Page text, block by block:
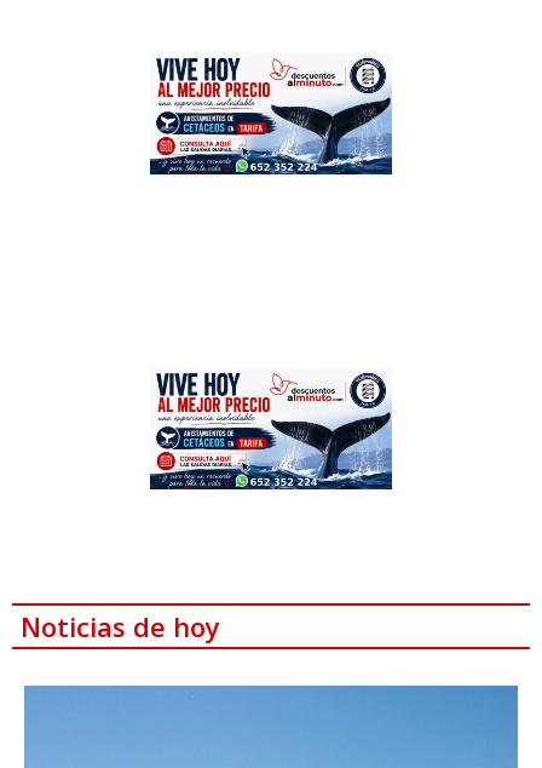
Noticias de hoy